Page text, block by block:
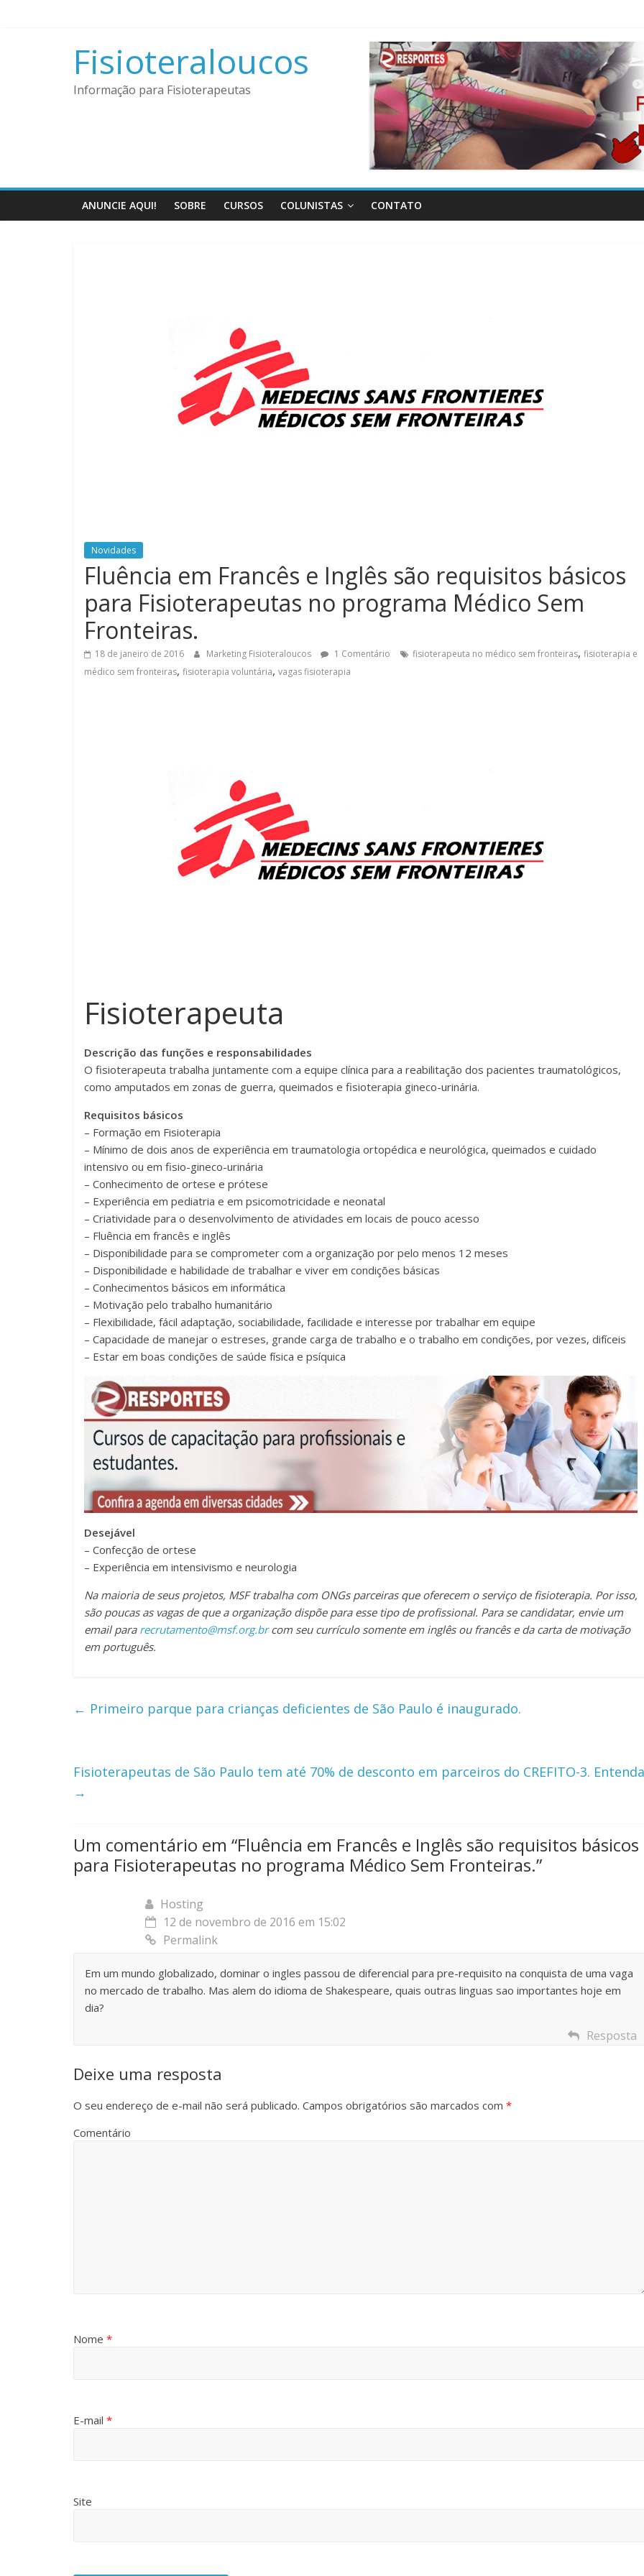
Fisioteraloucos
Informação para Fisioterapeutas
ANUNCIE AQUI! SOBRE CURSOS COLUNISTAS CONTATO
Novidades
Fluência em Francês e Inglês são requisitos básicos
para Fisioterapeutas no programa Médico Sem
Fronteiras.
18 de janeiro de 2016 Marketing Fisioteraloucos 1 Comentário fisioterapeuta no médico sem fronteiras, fisioterapia e
médico sem fronteiras, fisioterapia voluntária, vagas fisioterapia
Fisioterapeuta
Descrição das funções e responsabilidades
O fisioterapeuta trabalha juntamente com a equipe clínica para a reabilitação dos pacientes traumatológicos,
como amputados em zonas de guerra, queimados e fisioterapia gineco-urinária.
Requisitos básicos
– Formação em Fisioterapia
– Mínimo de dois anos de experiência em traumatologia ortopédica e neurológica, queimados e cuidado
intensivo ou em fisio-gineco-urinária
– Conhecimento de ortese e prótese
– Experiência em pediatria e em psicomotricidade e neonatal
– Criatividade para o desenvolvimento de atividades em locais de pouco acesso
– Fluência em francês e inglês
– Disponibilidade para se comprometer com a organização por pelo menos 12 meses
– Disponibilidade e habilidade de trabalhar e viver em condições básicas
– Conhecimentos básicos em informática
– Motivação pelo trabalho humanitário
– Flexibilidade, fácil adaptação, sociabilidade, facilidade e interesse por trabalhar em equipe
– Capacidade de manejar o estreses, grande carga de trabalho e o trabalho em condições, por vezes, difíceis
– Estar em boas condições de saúde física e psíquica
Desejável
– Confecção de ortese
– Experiência em intensivismo e neurologia
Na maioria de seus projetos, MSF trabalha com ONGs parceiras que oferecem o serviço de fisioterapia. Por isso,
são poucas as vagas de que a organização dispõe para esse tipo de profissional. Para se candidatar, envie um
email para recrutamento@msf.org.brcom seu currículo somente em inglês ou francês e da carta de motivação
em português.
← Primeiro parque para crianças deficientes de São Paulo é inaugurado.
Fisioterapeutas de São Paulo tem até 70% de desconto em parceiros do CREFITO-3.
→
Um comentário em “Fluência em Francês e Inglês são requisitos básicos
para Fisioterapeutas no programa Médico Sem Fronteiras.”
Hosting
12 de novembro de 2016 em 15:02
Permalink
Em um mundo globalizado, dominar o ingles passou de diferencial para pre-requisito na conquista de uma vaga
no mercado de trabalho. Mas alem do idioma de Shakespeare, quais outras linguas sao importantes hoje em
dia?
Resposta
Deixe uma resposta
O seu endereço de e-mail não será publicado. Campos obrigatórios são marcados com *
Comentário
Nome *
E-mail *
Site